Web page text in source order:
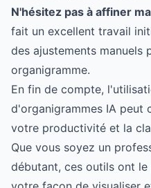
N'hésitez pas à affiner
fait un excellent travail
des ajustements
organigramme.
En fin de compte,
d'organigrammes IA peut
votre productivité et la
Que vous soyez un
débutant, ces outils ont